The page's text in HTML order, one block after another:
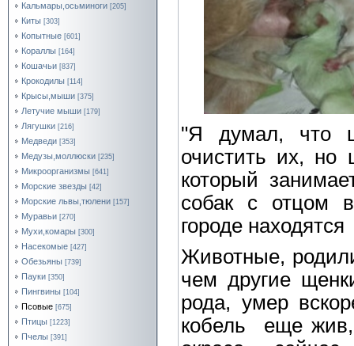
Кальмары,осьминоги [205]
Киты [303]
Копытные [601]
Кораллы [164]
Кошачьи [837]
Крокодилы [114]
Крысы,мыши [375]
Летучие мыши [179]
Лягушки [216]
Медведи [353]
Медузы,моллюски [235]
Микроорганизмы [641]
Морские звезды [42]
Морские львы,тюлени [157]
Муравьи [270]
Мухи,комары [300]
Насекомые [427]
Обезьяны [739]
Пауки [350]
Пингвины [104]
Псовые [675]
Птицы [1223]
Пчелы [391]
"Я думал, что
очистить их, но
который
собак с отцом
городе
Животные,
чем другие
рода, умер
кобель еще жив,